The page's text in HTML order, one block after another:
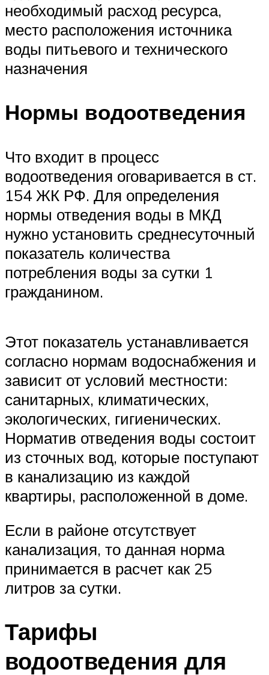
необходимый расход ресурса,
место расположения источника
воды питьевого и технического
назначения
Нормы водоотведения
Что входит в процесс
водоотведения оговаривается в ст.
154 ЖК РФ. Для определения
нормы отведения воды в МКД
нужно установить среднесуточный
показатель количества
потребления воды за сутки 1
гражданином.
Этот показатель устанавливается
согласно нормам водоснабжения и
зависит от условий местности:
санитарных, климатических,
экологических, гигиенических.
Норматив отведения воды состоит
из сточных вод, которые поступают
в канализацию из каждой
квартиры, расположенной в доме.
Если в районе отсутствует
канализация, то данная норма
принимается в расчет как 25
литров за сутки.
Тарифы
водоотведения для